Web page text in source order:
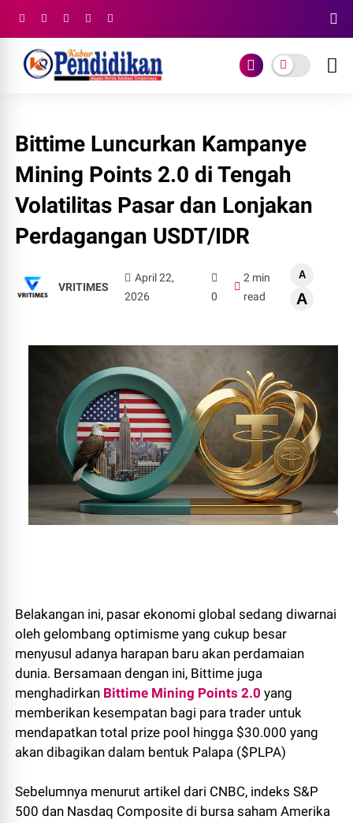
Bittime Luncurkan Kampanye
Mining Points 2.0 di Tengah
Volatilitas Pasar dan Lonjakan
Perdagangan USDT/IDR
VRITIMES
April 22,
2026
0
2 min
read
A
A
Belakangan ini, pasar ekonomi global sedang diwarnai
oleh gelombang optimisme yang cukup besar
menyusul adanya harapan baru akan perdamaian
dunia. Bersamaan dengan ini, Bittime juga
menghadirkan Bittime Mining Points 2.0 yang
memberikan kesempatan bagi para trader untuk
mendapatkan total prize pool hingga $30.000 yang
akan dibagikan dalam bentuk Palapa ($PLPA)
Sebelumnya menurut artikel dari CNBC, indeks S&P
500 dan Nasdaq Composite di bursa saham Amerika